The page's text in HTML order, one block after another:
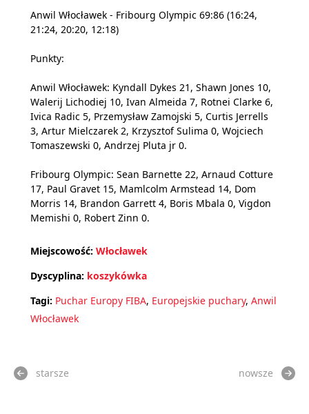
Anwil Włocławek - Fribourg Olympic 69:86 (16:24,
21:24, 20:20, 12:18)
Punkty:
Anwil Włocławek: Kyndall Dykes 21, Shawn Jones 10,
Walerij Lichodiej 10, Ivan Almeida 7, Rotnei Clarke 6,
Ivica Radic 5, Przemysław Zamojski 5, Curtis Jerrells
3, Artur Mielczarek 2, Krzysztof Sulima 0, Wojciech
Tomaszewski 0, Andrzej Pluta jr 0.
Fribourg Olympic: Sean Barnette 22, Arnaud Cotture
17, Paul Gravet 15, Mamlcolm Armstead 14, Dom
Morris 14, Brandon Garrett 4, Boris Mbala 0, Vigdon
Memishi 0, Robert Zinn 0.
Miejscowość: Włocławek
Dyscyplina: koszykówka
Tagi: Puchar Europy FIBA, Europejskie puchary, Anwil
Włocławek
starsze nowsze